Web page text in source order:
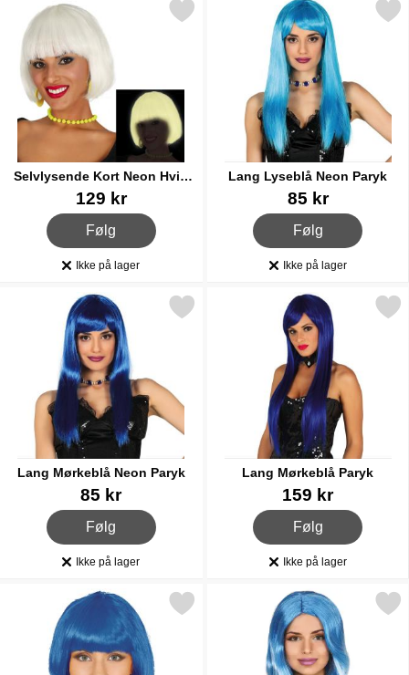
Selvlysende Kort Neon Hvid
Paryk
Varenr 84049129 kr
Følg
, Selvlysende Kort Neon Hvid Paryk
Produkttilgængelighed:
Ikke på lager
Markér selvlysende Kort Neon Hvid Paryk som favorit
Lang Lyseblå Neon Paryk
Varenr 8405385 kr
Følg
, Lang Lyseblå Neon
Produkttilgængelighed:
Ikke på lager
Markér lang Lyseblå
Lang Mørkeblå Neon Paryk
Varenr 8405485 kr
Følg
, Lang Mørkeblå Neon Paryk
Produkttilgængelighed:
Ikke på lager
Markér lang Mørkeblå Neon Paryk som favorit
Lang Mørkeblå Paryk
Varenr 84060159 kr
Følg
, Lang Mørkeblå Paryk
Produkttilgængelighed:
Ikke på lager
Markér lang Mørkeblå
Markér kort Paryk med Pandehår Blå som favorit
Markér blå Ombre